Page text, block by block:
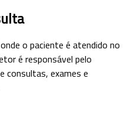
o paciente é atendido no
é responsável pelo
consultas, exames e